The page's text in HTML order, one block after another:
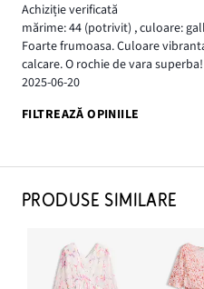
Achiziție verificată
mărime: 44 (potrivit) ,culoare:
Foarte frumoasa. Culoare
calcare. O rochie de vara superba!
2025-06-20
FILTREAZĂ OPINIILE
PRODUSE SIMILARE